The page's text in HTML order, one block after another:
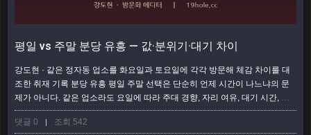
평일 vs 주말 분당 유흥 — 값·분위기·대기 차이
강도현 · 같은 정자동 업소를 화요일과 토요일에 각각 방문해 체감 차이를 대
조한 취재 기록 분당 유흥 평일 주말 선택은 단순히 언제 시간이 나느냐의 문
제가 아니다. 같은 업소라도 요일에 따라 주대 경향, 자리 여유, 대기 시간, 심
지어 분위기의 온도까지 확 달라진다. 화요일 밤의 정자동과 토요일 밤의 정자
동은 사실상 다른 동네처럼 느껴질 정도다. 이 글은 값·분위기·대기라는 세 축
댓글 0 | 조회 542